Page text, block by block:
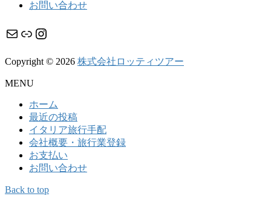
お問い合わせ
メール リンク Instagram
Copyright © 2026 株式会社ロッティツアー
MENU
ホーム
最近の投稿
イタリア旅行手配
会社概要・旅行業登録
お支払い
お問い合わせ
Back to top